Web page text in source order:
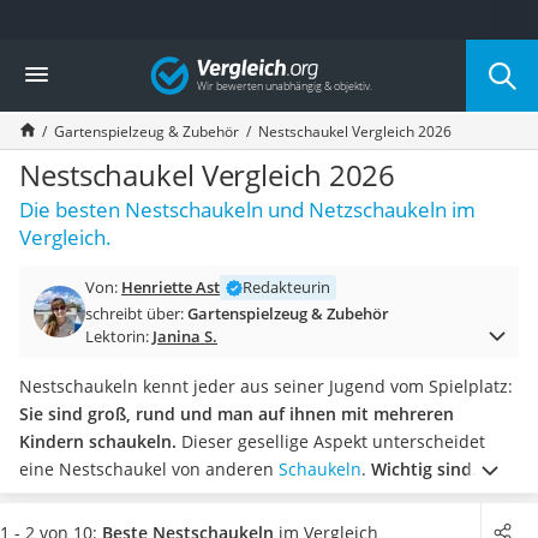
Die beliebtesten Vergleiche nach Kategorie
Freizeit & Sport
Gartentrampolin
Trampolin
Metalldetektor
Eufab-Fahrradträger
Trampolin 366 cm
Fahrradschloss
Futterboot
Air Bike
Trekkingschuhe Herren
Reisetasche mit Rollen
Klimmzugstation
Koffer
Nachtsichtgerät
Faltschloss
Vergleich
Gartenspielzeug & Zubehör Nestschaukel Vergleich 2026
Nestschaukel Vergleich 2026
Die besten Nestschaukeln und Netzschaukeln im
Vergleich.
Von: Henriette Ast
Redakteurin
schreibt über:Gartenspielzeug & Zubehör
Lektorin: Janina S.
Nestschaukeln kennt jeder aus seiner Jugend vom Spielplatz:
Sie sind groß, rund und man auf ihnen mit mehreren
Kindern schaukeln. Dieser gesellige Aspekt unterscheidet
eine Nestschaukel von anderen Schaukeln. Wichtig sind
dafür ein großer Durchmesser und eine hohe Belastbarkeit–
wenn Kinder auf der Schaukel hüpfen, muss das Gerät mehr
1 - 2 von 10: Beste Nestschaukeln im Vergleich